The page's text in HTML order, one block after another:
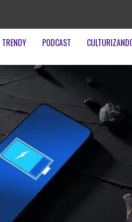
TRENDY PODCAST